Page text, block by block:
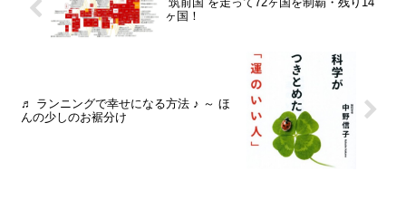
ヶ国！
♬ ランニングで幸せになる方法 ♪ ～ ほ
んの少しのお裾分け